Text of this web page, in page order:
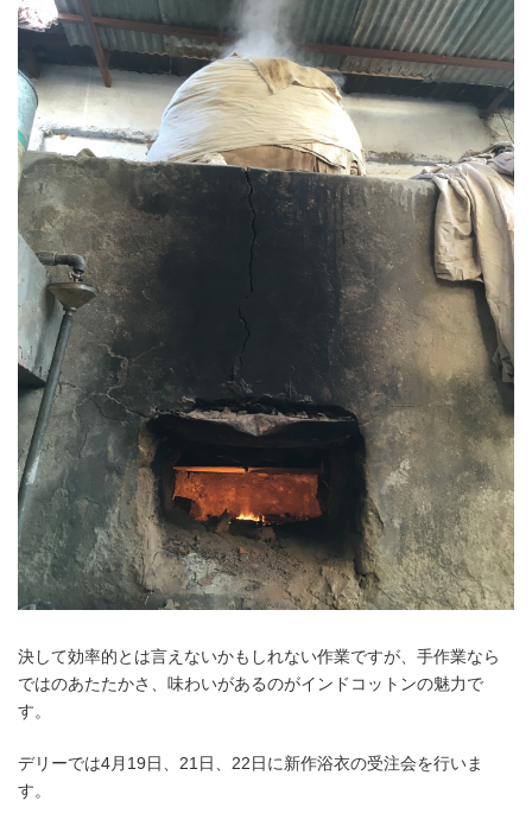
決して効率的とは言えないかもしれない作業ですが、手作業なら
ではのあたたかさ、味わいがあるのがインドコットンの魅力で
す。
デリーでは4月19日、21日、22日に新作浴衣の受注会を行いま
す。